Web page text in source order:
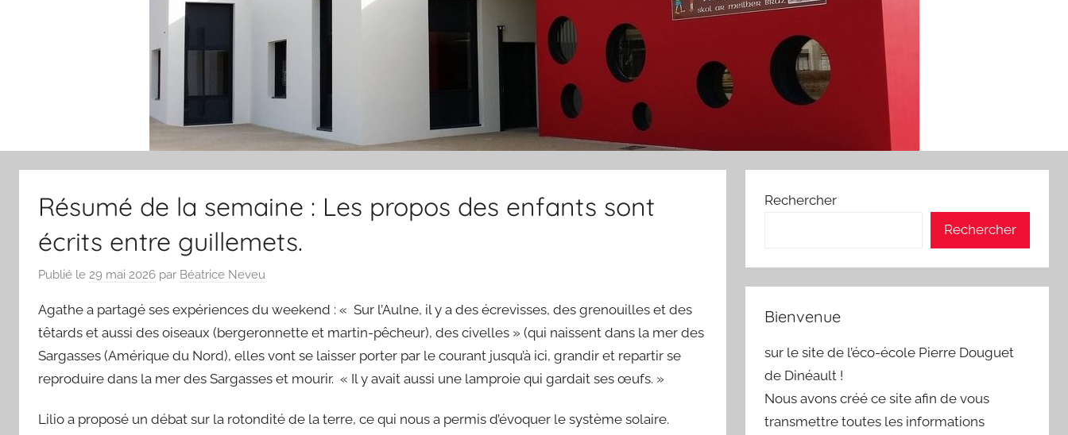
Résumé de la semaine : Les propos des enfants sont
écrits entre guillemets.
Publié le 29 mai 2026 par Béatrice Neveu
Agathe a partagé ses expériences du weekend : « Sur l’Aulne, il y a des écrevisses, des grenouilles et des
têtards et aussi des oiseaux (bergeronnette et martin-pêcheur), des civelles » (qui naissent dans la mer des
Sargasses (Amérique du Nord), elles vont se laisser porter par le courant jusqu’à ici, grandir et repartir se
reproduire dans la mer des Sargasses et mourir. « Il y avait aussi une lamproie qui gardait ses œufs. »
Lilio a proposé un débat sur la rotondité de la terre, ce qui nous a permis d’évoquer le système solaire.
Rechercher
Rechercher
Bienvenue
sur le site de l’éco-école Pierre Douguet
de Dinéault !
Nous avons créé ce site afin de vous
transmettre toutes les informations